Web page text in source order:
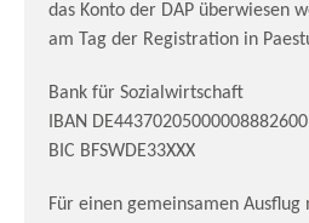
das Konto der DAP überwiesen
am Tag der Registration in
Bank für Sozialwirtschaft
IBAN DE44370205000008882600
BIC BFSWDE33XXX
Für einen gemeinsamen Ausflug